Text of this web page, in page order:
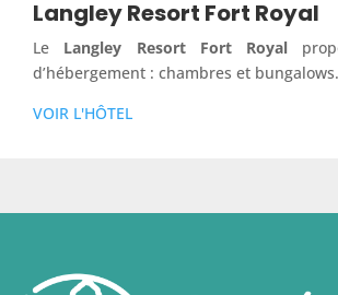
Langley Resort Fort Royal
Le Langley Resort Fort Royal
d’hébergement : chambres et bungalows.
VOIR L'HÔTEL